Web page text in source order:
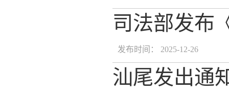
司法部发布
发布时间： 2025-12-26
汕尾发出通